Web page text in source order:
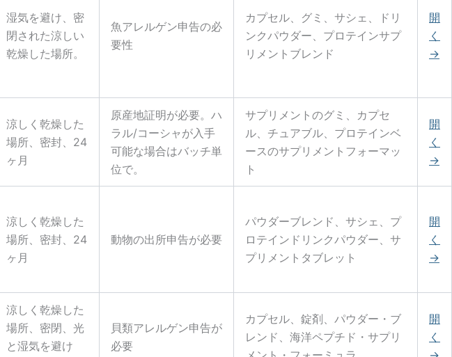
湿気を避け、密
閉された涼しい
乾燥した場所。
魚アレルゲン申告の必
要性
カプセル、グミ、サシェ、ドリ
ンクパウダー、プロテインサプ
リメントブレンド
開
く
→
涼しく乾燥した
場所、密封、24
ヶ月
原産地証明が必要。ハ
ラル/コーシャが入手
可能な場合はバッチ単
位で。
サプリメントのグミ、カプセ
ル、チュアブル、プロテインベ
ースのサプリメントフォーマッ
ト
開
く
→
涼しく乾燥した
場所、密封、24
ヶ月
動物の出所申告が必要
パウダーブレンド、サシェ、プ
ロテインドリンクパウダー、サ
プリメントタブレット
開
く
→
涼しく乾燥した
場所、密閉、光
と湿気を避け
貝類アレルゲン申告が
必要
カプセル、錠剤、パウダー・ブ
レンド、海洋ペプチド・サプリ
開
く